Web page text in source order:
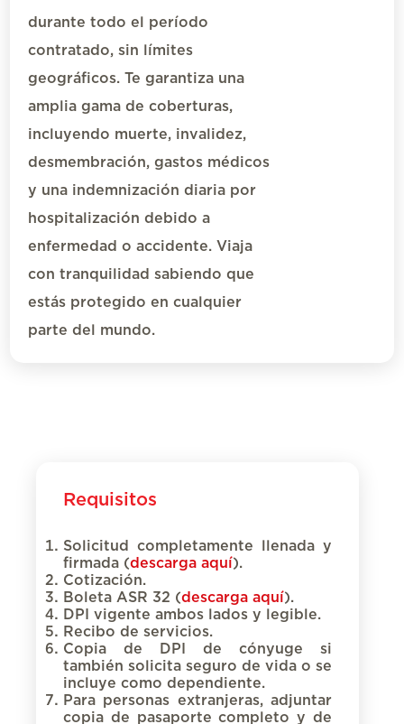
durante todo el período
contratado, sin límites
geográficos.Te garantiza una
amplia gama de coberturas,
incluyendo muerte, invalidez,
desmembración, gastos médicos
y una indemnización diaria por
hospitalización debido a
enfermedad o accidente. Viaja
con tranquilidad sabiendo que
estás protegido en cualquier
parte del mundo.
Requisitos
Solicitud completamente llenada y
firmada (descarga aquí).
Cotización.
Boleta ASR 32 (descarga aquí).
DPI vigente ambos lados y legible.
Recibo de servicios.
Copia de DPI de cónyuge si
también solicita seguro de vida o se
incluye como dependiente.
Para personas extranjeras, adjuntar
copia de pasaporte completo y de